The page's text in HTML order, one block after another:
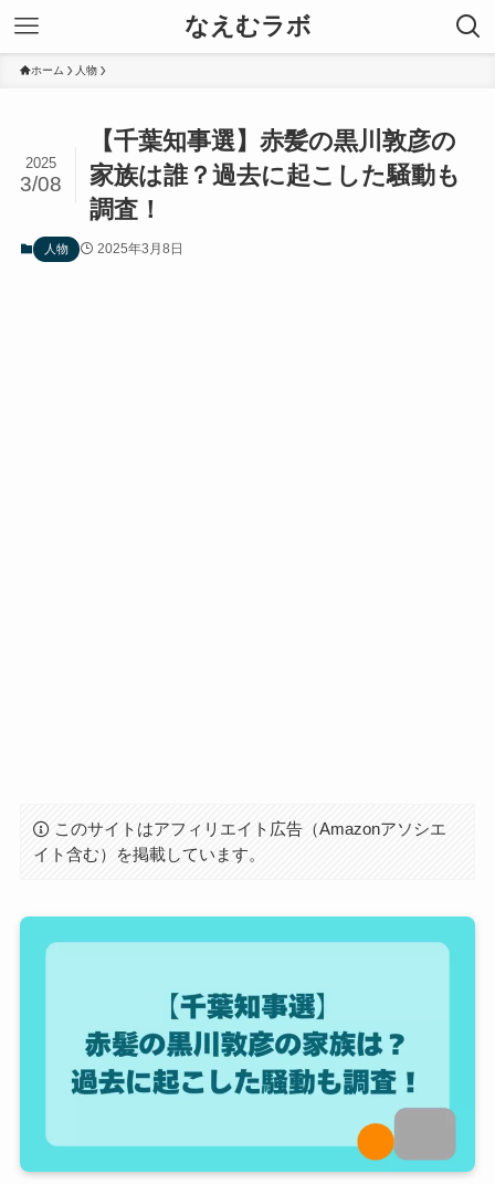
なえむラボ
ホーム 人物
【千葉知事選】赤髪の黒川敦彦の
家族は誰？過去に起こした騒動も
調査！
2025
3/08
人物 2025年3月8日
このサイトはアフィリエイト広告（Amazonアソシエ
イト含む）を掲載しています。